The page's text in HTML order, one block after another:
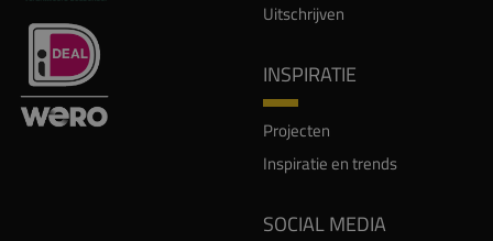
Uitschrijven
INSPIRATIE
Projecten
Inspiratie en trends
SOCIAL MEDIA